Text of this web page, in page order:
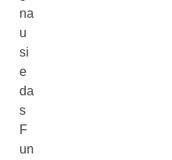
na
u
si
e
da
s
F
un